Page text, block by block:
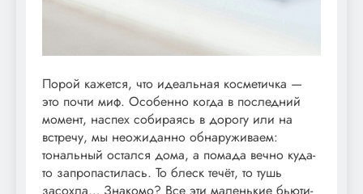
Порой кажется, что идеальная косметичка —
это почти миф. Особенно когда в последний
момент, наспех собираясь в дорогу или на
встречу, мы неожиданно обнаруживаем:
тональный остался дома, а помада вечно куда-
то запропастилась. То блеск течёт, то тушь